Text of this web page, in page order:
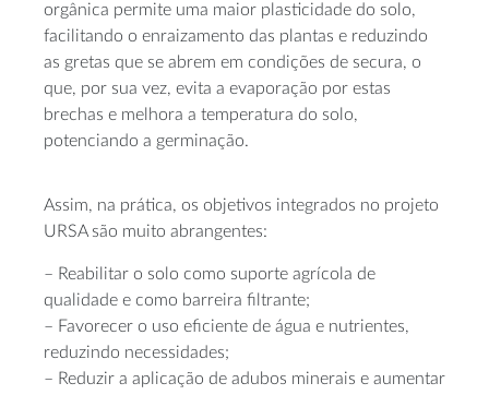
orgânica permite uma maior plasticidade do solo,
facilitando o enraizamento das plantas e reduzindo
as gretas que se abrem em condições de secura, o
que, por sua vez, evita a evaporação por estas
brechas e melhora a temperatura do solo,
potenciando a germinação.
Assim, na prática, os objetivos integrados no projeto
URSA são muito abrangentes:
– Reabilitar o solo como suporte agrícola de
qualidade e como barreira filtrante;
– Favorecer o uso eficiente de água e nutrientes,
reduzindo necessidades;
– Reduzir a aplicação de adubos minerais e aumentar